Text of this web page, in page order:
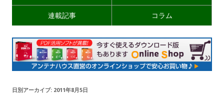
連載記事 コラム
日別アーカイブ: 2011年8月5日